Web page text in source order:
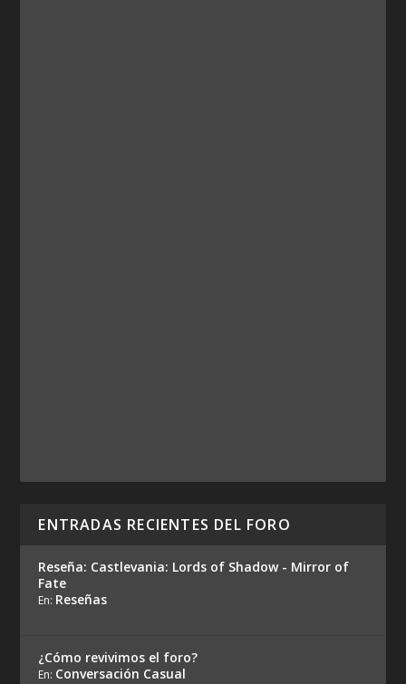
ENTRADAS RECIENTES DEL FORO
Reseña: Castlevania: Lords of Shadow - Mirror of
Fate
En: Reseñas
¿Cómo revivimos el foro?
En: Conversación Casual